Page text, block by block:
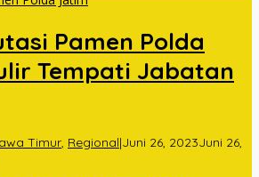
Pamen Polda
Tempati Jabatan
Timur, Regional|Juni 26, 2023Juni 26,